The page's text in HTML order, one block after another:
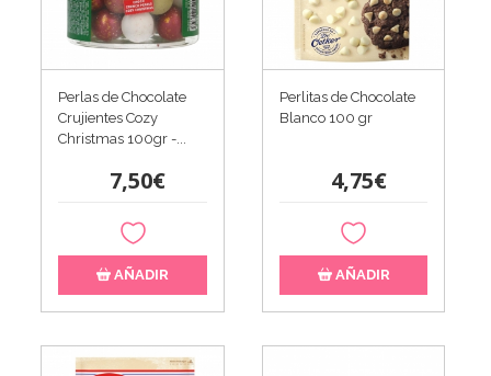
Perlas de Chocolate
Crujientes Cozy
Christmas 100gr -...
7,50€
AÑADIR
Perlitas de Chocolate
Blanco 100 gr
4,75€
AÑADIR